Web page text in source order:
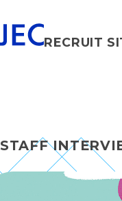
RECRUIT
STAFF